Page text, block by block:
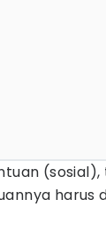
(sosial),
harus